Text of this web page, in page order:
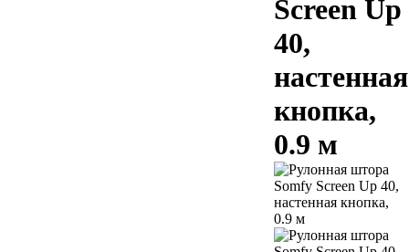
Screen Up
40,
настенная
кнопка,
0.9 м